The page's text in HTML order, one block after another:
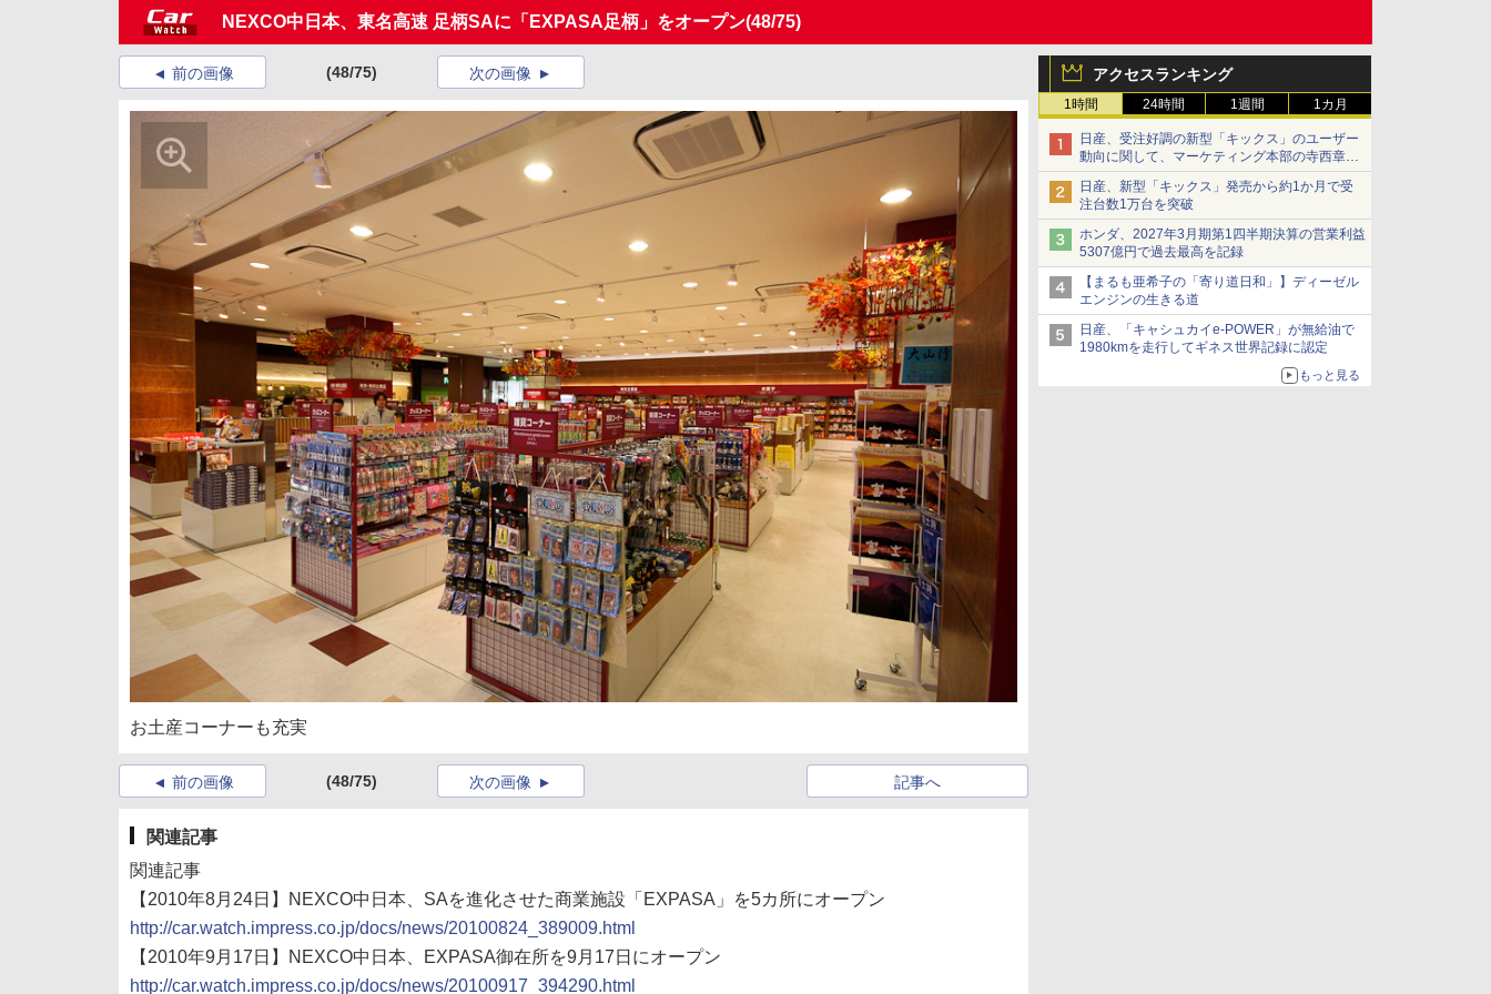
NEXCO中日本、東名高速 足柄SAに「EXPASA足柄」をオープン(48/75)
アクセスランキング
1時間 24時間 1週間 1カ月
日産、受注好調の新型「キックス」のユーザー
動向に関して、マーケティング本部の寺西章氏
が解説
日産、新型「キックス」発売から約1か月で受
注台数1万台を突破
ホンダ、2027年3月期第1四半期決算の営業利益
5307億円で過去最高を記録
【まるも亜希子の「寄り道日和」】ディーゼル
エンジンの生きる道
日産、「キャシュカイe-POWER」が無給油で
1980kmを走行してギネス世界記録に認定
もっと見る
前の画像 (48/75) 次の画像
お土産コーナーも充実
前の画像 (48/75) 記事へ
次の画像
関連記事
関連記事
【2010年8月24日】NEXCO中日本、SAを進化させた商業施設「EXPASA」を5カ所にオープン
http://car.watch.impress.co.jp/docs/news/20100824_389009.html
【2010年9月17日】NEXCO中日本、EXPASA御在所を9月17日にオープン
http://car.watch.impress.co.jp/docs/news/20100917_394290.html